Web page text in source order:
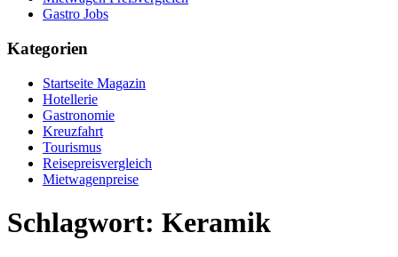
Gastro Jobs
Kategorien
Startseite Magazin
Hotellerie
Gastronomie
Kreuzfahrt
Tourismus
Reisepreisvergleich
Mietwagenpreise
Schlagwort: Keramik